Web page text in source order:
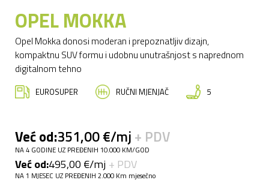
OPEL MOKKA
Opel Mokka donosi moderan i prepoznatljiv dizajn,
kompaktnu SUV formu i udobnu unutrašnjost s naprednom
digitalnom tehno
EUROSUPER RUČNI MJENJAČ 5
Već od:351,00 €/mj + PDV
NA 4 GODINE UZ PREĐENIH 10.000 KM/GOD
Već od:495,00 €/mj + PDV
NA 1 MJESEC UZ PREĐENIH 2.000 Km mjesečno